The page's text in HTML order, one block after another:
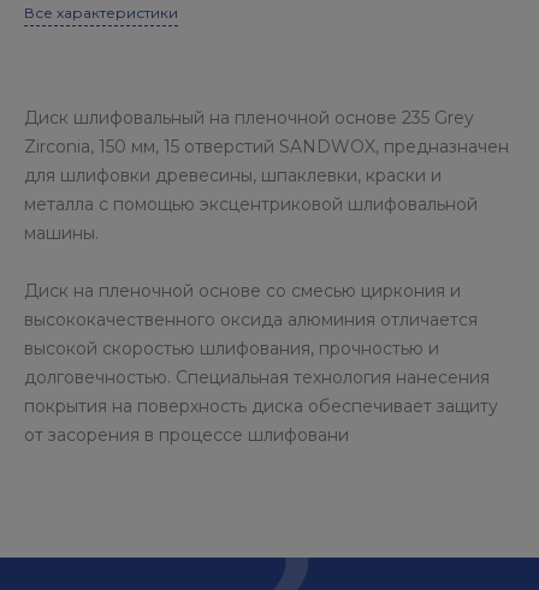
Все характеристики
Диск шлифовальный на пленочной основе 235 Grey
Zirconia, 150 мм, 15 отверстий SANDWOX, предназначен
для шлифовки древесины, шпаклевки, краски и
металла с помощью эксцентриковой шлифовальной
машины.
Диск на пленочной основе со смесью циркония и
высококачественного оксида алюминия отличается
высокой скоростью шлифования, прочностью и
долговечностью. Специальная технология нанесения
покрытия на поверхность диска обеспечивает защиту
от засорения в процессе шлифовани